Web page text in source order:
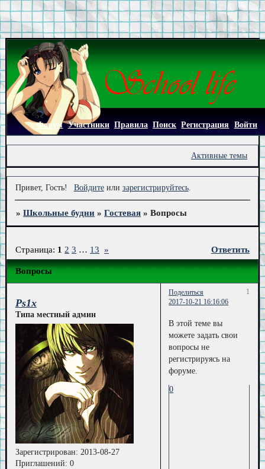
Форум Участники Правила Поиск Регистрация Войти
Активные темы
Привет, Гость! Войдитеили зарегистрируйтесь.
»Школьные будни »Гостевая »Вопросы
Вопросы
Страница: 1 2 3 … 13 » Ответить
Поделиться
1
2017-10-21 16:16:06
Ps1x
Типа местный админ
Зарегистрирован: 2013-08-27
Приглашений: 0
В этой теме вы
можете задать свои
вопросы не
регистрируясь на
форуме.
0